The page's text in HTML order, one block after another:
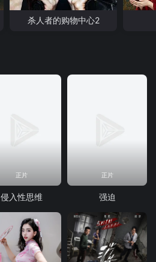
杀人者的购物中心2
正片
侵入性思维
正片
强迫